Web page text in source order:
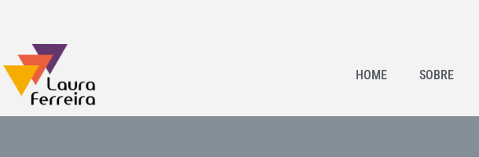
HOME SOBRE